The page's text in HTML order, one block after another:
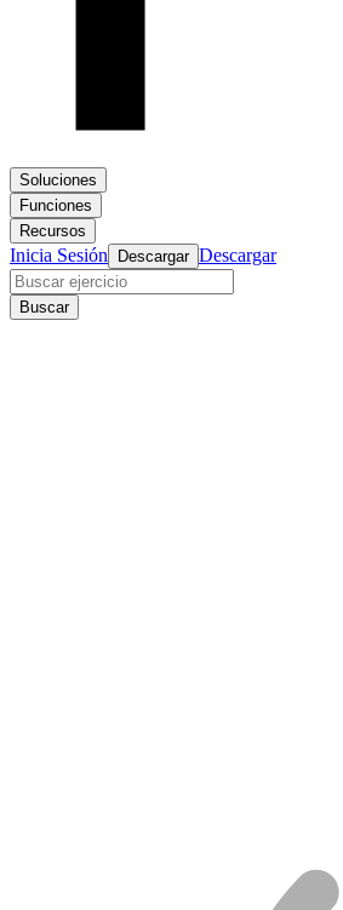
Soluciones
Funciones
Recursos
Inicia Sesión Descargar Descargar
Buscar